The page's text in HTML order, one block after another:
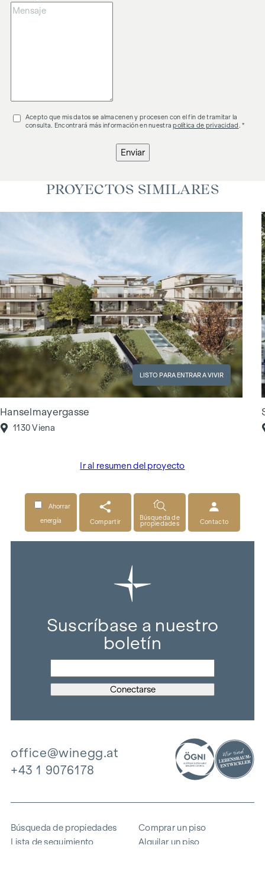
Acepto que mis datos se almacenen y procesen con el fin de tramitar la
consulta. Encontrará más información en nuestrapolítica de privacidad . *
Enviar
PROYECTOS SIMILARES
LISTO PARA ENTRAR A VIVIR
Hanselmayergasse
1130 Viena
Ir al resumen del proyecto
Ahorrar
energía
Compartir
Búsqueda de
propiedades
Contacto
Suscríbase a nuestro
boletín
office@winegg.at
+43 1 9076178
Búsqueda de propiedades
Lista de seguimiento
Comprar un piso
Alquilar un piso